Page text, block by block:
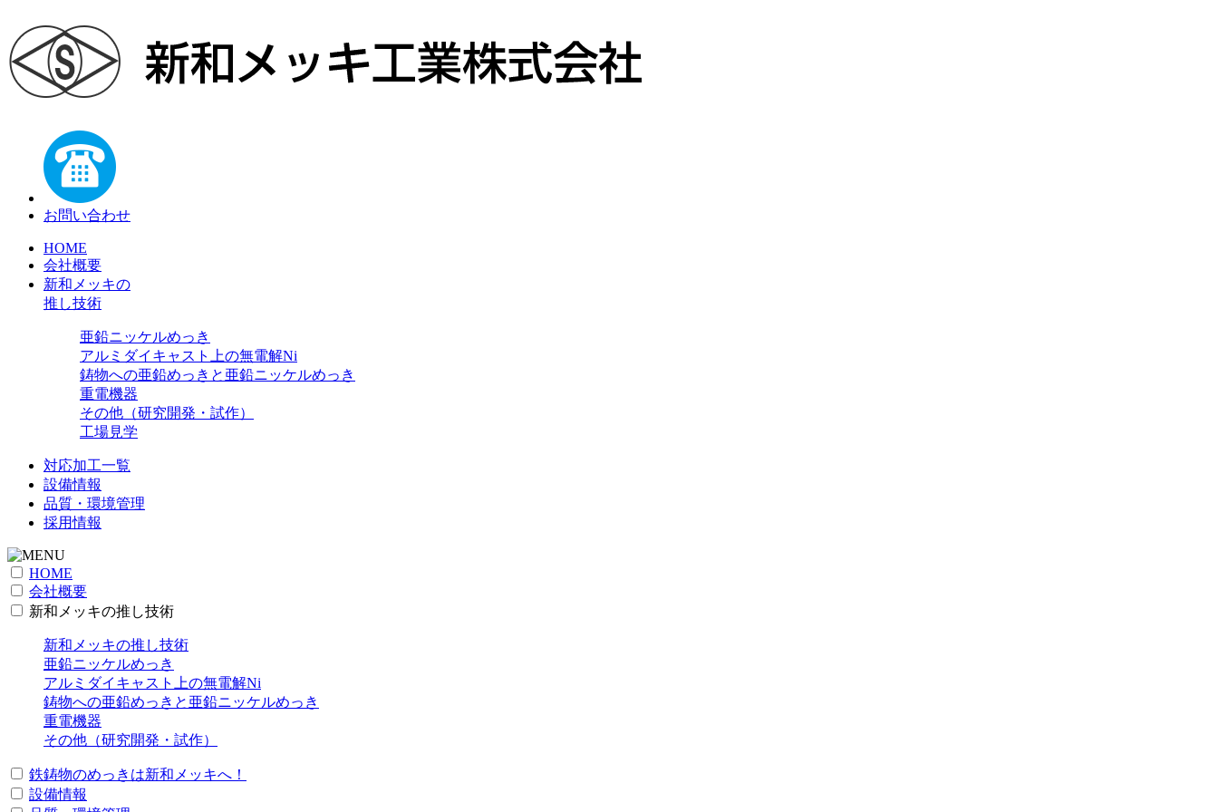
お問い合わせ
HOME
会社概要
新和メッキの
推し技術
亜鉛ニッケルめっき
アルミダイキャスト上の無電解Ni
鋳物への亜鉛めっきと亜鉛ニッケルめっき
重電機器
その他（研究開発・試作）
工場見学
対応加工一覧
設備情報
品質・環境管理
採用情報
HOME
会社概要
新和メッキの推し技術
新和メッキの推し技術
亜鉛ニッケルめっき
アルミダイキャスト上の無電解Ni
鋳物への亜鉛めっきと亜鉛ニッケルめっき
重電機器
その他（研究開発・試作）
鉄鋳物のめっきは新和メッキへ！
設備情報